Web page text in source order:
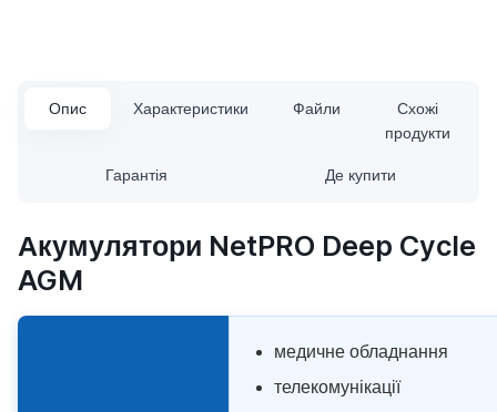
Опис Характеристики Файли
Схожі
продукти
Гарантія Де купити
Акумулятори NetPRO Deep Cycle
AGM
медичне обладнання
телекомунікації